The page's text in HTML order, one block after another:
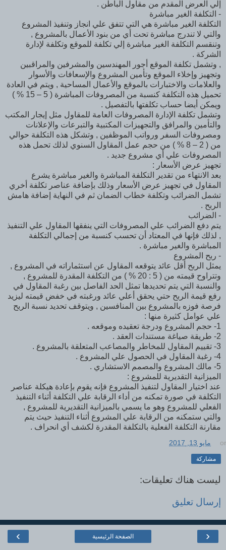
إلي العرض المقدم من مقاول الباطن .
- التكلفة الغير مباشرة
التكلفة الغير مباشرة هي التي تتفق علي انجاز وتنفيذ المشروع
والتي لا تندرج مباشرة تحت أي من بنود الأعمال بالمشروع ,
وتنقسم التكلفة الغير مباشرة إلي تكلفة للموقع وتكلفة لإدارة
الشركة .
, وتشمل تكلفة الموقع أجور المهندسين والمشرفين والمراقبين
وتجهيز وإخلاء الموقع وتأمين المشروع والإسعافات والأسوار
والعلامات والاختبارات بالموقع والأعمال المساحية , ويتم في العادة
تحميل هذه التكلفة كنسبة من المصروفات المباشرة ( 5 – 15 % )
ويمكن أيضا حساب تكلفتها بالتفصيل .
وتشمل تكلفة الإدارة المصروفات العامة للمقاول مثل إيجار المكتب
والتأمين والمرافق والتجهيزات المكتبية والتبرعات والإعلانات
ومصروفات السفر ورواتب الموظفين , وتشكل هذه التكلفة حوالي
من ( 2 – 8 % ) من حجم عمل المقاول السنوي لذلك تحمل هذه
المصروفات علي أي مشروع جديد .
تجهيز عرض الأسعار :
بعد الانتهاء من تقدير التكلفة المباشرة والغير مباشرة يشرع
المقاول في تجهيز عرض الأسعار وذلك بإضافة عناصر تكلفة أخري
تشمل الضرائب وتكلفة خطاب الضمان ثم في النهاية إضافة هامش
الربح .
- الضرائب
يتم دفع الضرائب علي المصروفات التي ينفقها المقاول علي التنفيذ
, لذلك فإنها في المعتاد أن تحسب كنسبة من إجمالي التكلفة
المباشرة والغير مباشرة .
- ربح المشروع
يمثل الربح أقل عائد يتوقعه المقاول عن استثماراته في المشروع ,
وتتراوح قيمته من ( 5 : 20 % ) من التكلفة المقدرة للمشروع ,
والنسبة التي يتم تحديدها تمثل الحد الفاصل بين رغبة المقاول في
رفع قيمة الربح حتي يحقق أعلي عائد ورغبته في خفض قيمته ليزيد
فرصة فوزه بالمشروع بين المنافسين , ويتوقف تحديد نسبة الربح
علي عوامل كثيرة منها :
1- حجم المشروع ودرجة تعقيده وموقعه .
2- طريقة صياغة مستندات العقد .
3- تقييم المقاول للمخاطر والمصاعب المتعلقة بالمشروع .
4- رغبة المقاول في الحصول علي المشروع .
5- مالك المشروع والمصمم الاستشاري .
الميزانية التقديرية للمشروع :
عند اختيار المقاول لتنفيذ المشروع فإنه يقوم بإعادة هيكلة عناصر
التكلفة في صورة تمكنه من أداء الرقابة علي التكلفة أثناء التنفيذ
الفعلي للمشروع وهو ما يسمي بالميزانية التقديرية للمشروع ,
والتي ستمكنه من الرقابة علي المشروع أثناء التنفيذ حيث يتم
مقارنة التكلفة الفعلية بالتكلفة المقدرة لكشف أي انحراف .
مايو 13, 2017
مشاركة
ليست هناك تعليقات:
إرسال تعليق
‹
› الصفحة الرئيسية